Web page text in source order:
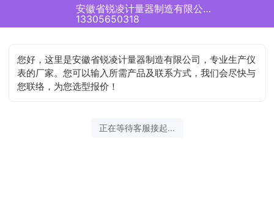
安徽省锐凌计量器制造有限公司正在为您服务
13305650318
您好，这里是安徽省锐凌计量器制造有限公司，专业生产仪
表的厂家。您可以输入所需产品及联系方式，我们会尽快与
您联络，为您选型报价！
正在等待客服接起...